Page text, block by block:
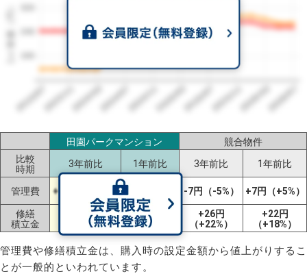
1㎡単価（円）
2023/072023/112024/032024/072024/112025/032025/072025/112026/032026/07
田園パークマンション
競合物件
比較
時期
3年前比 1年前比 3年前比 1年前比
管理費 +13円（+5%）
（-6%）
-7円（-5%） +7円（+5%）
修繕
積立金
+153円
（+131%）
-50円
（-16%）
+26円
（+22%）
+22円
（+18%）
管理費や修繕積立金は、購入時の設定金額から値上がりするこ
とが一般的といわれています。